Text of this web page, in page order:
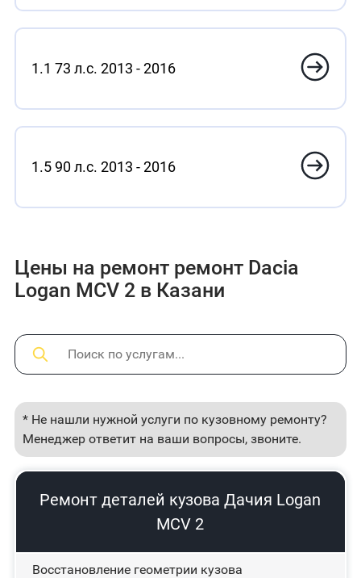
1.1 73 л.с. 2013 - 2016
1.5 90 л.с. 2013 - 2016
Цены на ремонт ремонт Dacia
Logan MCV 2 в Казани
* Не нашли нужной услуги по кузовному ремонту?
Менеджер ответит на ваши вопросы, звоните.
Ремонт деталей кузова Дачия Logan
MCV 2
Восстановление геометрии кузова